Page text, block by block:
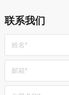
联系我们